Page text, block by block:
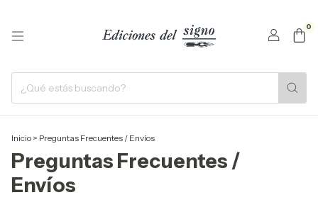
0
Inicio > Preguntas Frecuentes / Envíos
Preguntas Frecuentes /
Envíos